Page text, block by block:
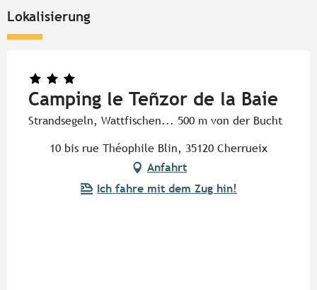
Lokalisierung
Camping le Teñzor de la Baie
Strandsegeln, Wattfischen... 500 m von der Bucht
10 bis rue Théophile Blin, 35120 Cherrueix
Anfahrt
Ich fahre mit dem Zug hin!